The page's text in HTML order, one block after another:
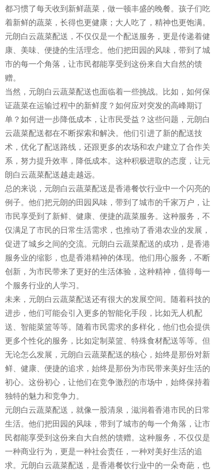
都习惯了每天收到新鲜蔬菜，做一顿丰盛的晚餐。孩子们吃
着新鲜的蔬菜，长得也更健康；大人吃了，精神也更饱满。
元朗白云蔬菜配送，不仅仅是一个配送服务，更是传递着健
康、美味、便捷的生活理念。他们把田园的风味，带到了城
市的每一个角落，让市民都能享受到这份来自大自然的馈
赠。
当然，元朗白云蔬菜配送也面临着一些挑战。比如，如何保
证蔬菜在运输过程中的新鲜度？如何应对突发的高峰期订
单？如何进一步降低成本，让市民受益？这些问题，元朗白
云蔬菜配送都在不断探索和解决。他们引进了新的配送技
术，优化了配送路线，还跟更多的农场和农户建立了合作关
系，努力提升效率，降低成本。这种积极进取的态度，让元
朗白云蔬菜配送越走越远。
总的来说，元朗白云蔬菜配送是香港餐饮行业中一个闪亮的
例子。他们把元朗的田园风味，带到了城市的千家万户，让
市民享受到了新鲜、健康、便捷的蔬菜服务。这种服务，不
仅满足了市民的日常生活需求，也推动了香港农业的发展，
促进了城乡之间的交流。元朗白云蔬菜配送的成功，是香港
服务业的缩影，也是香港精神的体现。他们用心服务，不断
创新，为市民带来了更好的生活体验，这种精神，值得每一
个服务行业的人学习。
未来，元朗白云蔬菜配送还有很大的发展空间。随着科技的
进步，他们可能会引入更多的智能化手段，比如无人机配
送、智能菜篮等等。随着市民需求的多样化，他们也会提供
更多个性化的服务，比如定制菜篮、特殊食材配送等等。但
无论怎么发展，元朗白云蔬菜配送的核心，始终是那份对新
鲜、健康、便捷的追求，始终是那份为市民带来美好生活的
初心。这份初心，让他们在竞争激烈的市场中，始终保持着
独特的魅力和竞争力。
元朗白云蔬菜配送，就像一股清泉，滋润着香港市民的日常
生活。他们把田园的风味，带到了城市的每一个角落，让市
民都能享受到这份来自大自然的馈赠。这种服务，不仅仅是
一种商业行为，更是一种社会责任，一种对美好生活的追
求。元朗白云蔬菜配送，是香港餐饮行业中的一朵奇葩，也